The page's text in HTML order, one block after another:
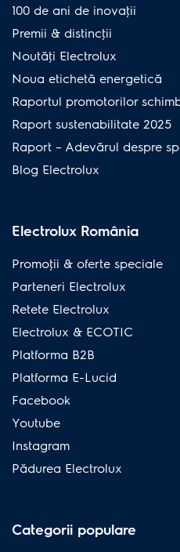
100 de ani de inovaţii
Premii & distincţii
Noutăţi Electrolux
Noua etichetă energetică
Raportul promotorilor
Raport sustenabilitate 2025
Raport – Adevărul despre
Blog Electrolux
Electrolux România
Promoţii & oferte speciale
Parteneri Electrolux
Retete Electrolux
Electrolux & ECOTIC
Platforma B2B
Platforma E-Lucid
Facebook
Youtube
Instagram
Pădurea Electrolux
Categorii populare